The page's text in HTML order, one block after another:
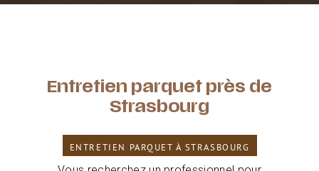
Entretien parquet près de
Strasbourg
ENTRETIEN PARQUET À STRASBOURG